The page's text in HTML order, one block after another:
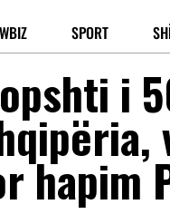
SPORT
i
hapim